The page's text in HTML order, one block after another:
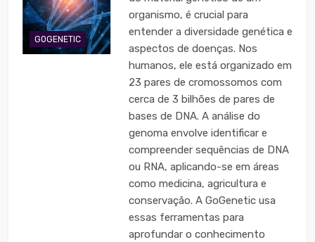
GOGENETIC
organismo, é crucial para
entender a diversidade genética e
aspectos de doenças. Nos
humanos, ele está organizado em
23 pares de cromossomos com
cerca de 3 bilhões de pares de
bases de DNA. A análise do
genoma envolve identificar e
compreender sequências de DNA
ou RNA, aplicando-se em áreas
como medicina, agricultura e
conservação. A GoGenetic usa
essas ferramentas para
aprofundar o conhecimento